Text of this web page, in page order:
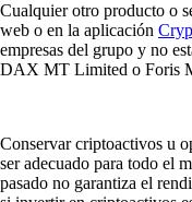
Cualquier otro producto o
web o en la aplicación
empresas del grupo y no
DAX MT Limited o Foris
Conservar criptoactivos u
ser adecuado para todo el
pasado no garantiza el